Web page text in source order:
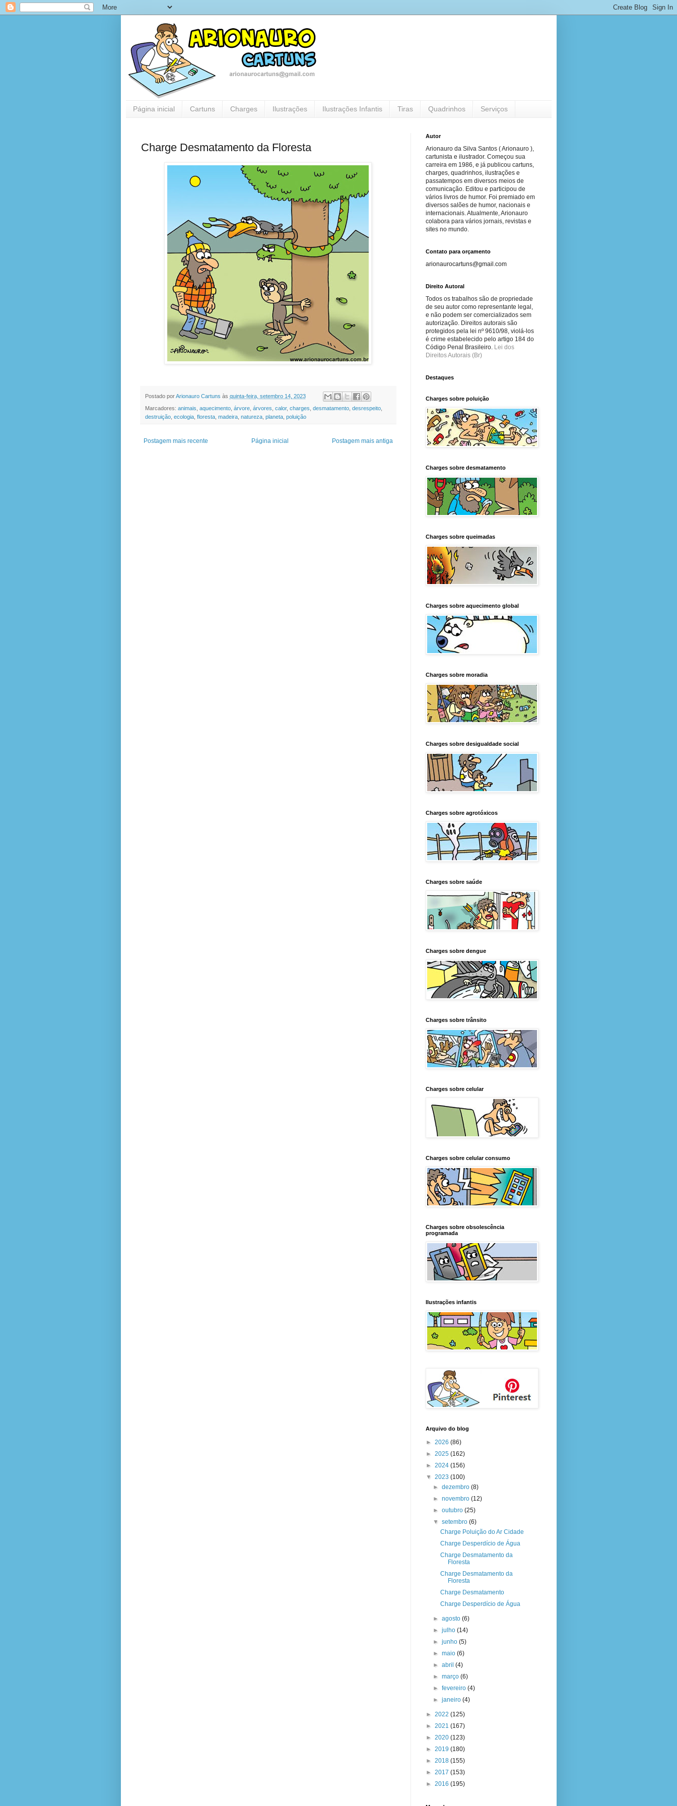
Página inicial Cartuns Charges Ilustrações Ilustrações Infantis Tiras Quadrinhos Serviços
Charge Desmatamento da Floresta
Postado porArionauro Cartuns às quinta-feira, setembro 14, 2023
Marcadores: animais aquecimento, árvore, árvores calor, charges desmatamento, desrespeito,
destruição, ecologia, floresta, madeira, natureza, planeta, poluição
Postagem mais recente Postagem mais antiga
Página inicial
Autor
Arionauro da Silva Santos ( Arionauro ),
cartunista e ilustrador. Começou sua
carreira em 1986, e já publicou cartuns,
charges, quadrinhos, ilustrações e
passatempos em diversos meios de
comunicação. Editou e participou de
vários livros de humor. Foi premiado em
diversos salões de humor, nacionais e
internacionais. Atualmente, Arionauro
colabora para vários jornais, revistas e
sites no mundo.
Contato para orçamento
arionaurocartuns@gmail.com
Direito Autoral
Todos os trabalhos são de propriedade
de seu autor como representante legal,
e não podem ser comercializados sem
autorização. Direitos autorais são
protegidos pela lei nº 9610/98, violá-los
é crime estabelecido pelo artigo 184 do
Código Penal Brasileiro. Lei dos
Direitos Autorais (Br)
Destaques
Charges sobre poluição
Charges sobre desmatamento
Charges sobre queimadas
Charges sobre aquecimento global
Charges sobre moradia
Charges sobre desigualdade social
Charges sobre agrotóxicos
Charges sobre saúde
Charges sobre dengue
Charges sobre trânsito
Charges sobre celular
Charges sobre celular consumo
Charges sobre obsolescência
programada
Ilustrações infantis
Arquivo do blog
► 2026 (86)
► 2025 (162)
► 2024 (156)
▼ 2023 (100)
► dezembro (8)
► novembro (12)
► outubro (25)
▼ setembro (6)
Charge Poluição do Ar Cidade
Charge Desperdício de Água
Charge Desmatamento da
Floresta
Charge Desmatamento da
Floresta
Charge Desmatamento
Charge Desperdício de Água
► agosto (6)
► julho (14)
► junho (5)
► maio (6)
► abril (4)
► março (6)
► fevereiro (4)
► janeiro (4)
► 2022 (125)
► 2021 (167)
► 2020 (123)
► 2019 (180)
► 2018 (155)
► 2017 (153)
► 2016 (195)